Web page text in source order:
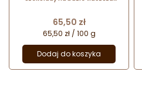
Colours
Cena
65,50 zł
65,50 zł / 100 g
Dodaj do koszyka